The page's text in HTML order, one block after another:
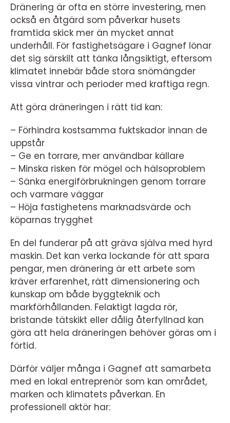
Dränering är ofta en större investering, men
också en åtgärd som påverkar husets
framtida skick mer än mycket annat
underhåll. För fastighetsägare i Gagnef lönar
det sig särskilt att tänka långsiktigt, eftersom
klimatet innebär både stora snömängder
vissa vintrar och perioder med kraftiga regn.
Att göra dräneringen i rätt tid kan:
– Förhindra kostsamma fuktskador innan de
uppstår
– Ge en torrare, mer användbar källare
– Minska risken för mögel och hälsoproblem
– Sänka energiförbrukningen genom torrare
och varmare väggar
– Höja fastighetens marknadsvärde och
köparnas trygghet
En del funderar på att gräva själva med hyrd
maskin. Det kan verka lockande för att spara
pengar, men dränering är ett arbete som
kräver erfarenhet, rätt dimensionering och
kunskap om både byggteknik och
markförhållanden. Felaktigt lagda rör,
bristande tätskikt eller dålig återfyllnad kan
göra att hela dräneringen behöver göras om i
förtid.
Därför väljer många i Gagnef att samarbeta
med en lokal entreprenör som kan området,
marken och klimatets påverkan. En
professionell aktör har: